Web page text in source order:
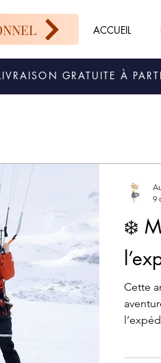
ACCUEIL
GRATUITE À
❄️
Cette année,
9